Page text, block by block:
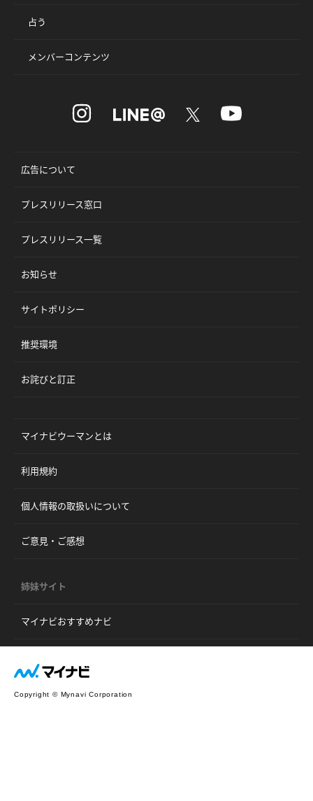
占う
メンバーコンテンツ
広告について
プレスリリース窓口
プレスリリース一覧
お知らせ
サイトポリシー
推奨環境
お詫びと訂正
マイナビウーマンとは
利用規約
個人情報の取扱いについて
ご意見・ご感想
姉妹サイト
マイナビおすすめナビ
Copyright © Mynavi Corporation